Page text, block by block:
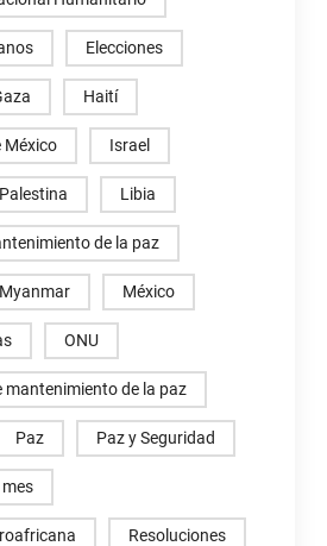
Elecciones
Haití
México Israel
Libia
de la paz
Myanmar México
ONU
mantenimiento de la paz
Paz Paz y Seguridad
Resoluciones